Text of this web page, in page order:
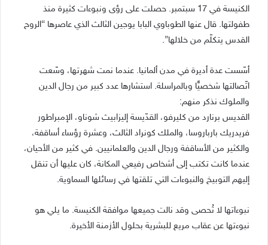
الكنيسة في 17 سبتمبر. حصلت على رؤى ونبوءات كثيرة منذ
طفولتها. قال عنها الطوباوي البابا يوجين الثالث الذي عاصرها “الروح
القدس يتكلّم من خلالها”.
أسّست عدة أديرة في مدن ألمانيا. عندما نمت شهرتها، وسّعت
اتّصالتها شخصيًّا وبالمراسلة. استشارها عدد كبير من رجال الدين
والملوك نذكر منهم:
القديس برنارد من كليرفو، القدّيسة إليزابيث شوناو، الإمبراطور
فريدريك بارباروسا، والملك كونراد الثالث، وعشرة رؤساء أساقفة،
والكثير من الأساقفة ورجال الدين والعلمانيين. في كثير من الأحيان،
عندما كانت تكتب إلى أشخاص رفيعي المكانة، كان عليها أن تنقل
إليهم التوبيخ والنبوءات التي تلقتها في رسائلها السماوية.
نبوءاتها لا تُحصى وقد نالت جميعها موافقة الكنيسة. ما يلي هو
نبوءتها عن عقاب مريع للبشرية بحلول الأزمنة الأخيرة.